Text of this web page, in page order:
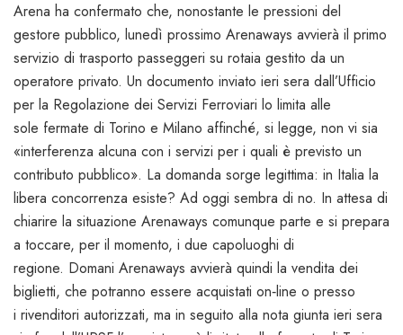
Arena ha confermato che, nonostante le pressioni del
gestore pubblico, lunedì prossimo Arenaways avvierà il primo
servizio di trasporto passeggeri su rotaia gestito da un
operatore privato. Un documento inviato ieri sera dall’Ufficio
per la Regolazione dei Servizi Ferroviari lo limita alle
sole fermate di Torino e Milano affinché, si legge, non vi sia
«interferenza alcuna con i servizi per i quali è previsto un
contributo pubblico». La domanda sorge legittima: in Italia la
libera concorrenza esiste? Ad oggi sembra di no. In attesa di
chiarire la situazione Arenaways comunque parte e si prepara
a toccare, per il momento, i due capoluoghi di
regione. Domani Arenaways avvierà quindi la vendita dei
biglietti, che potranno essere acquistati on‐line o presso
i rivenditori autorizzati, ma in seguito alla nota giunta ieri sera